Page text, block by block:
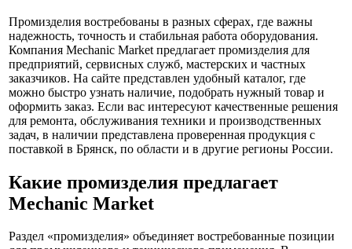
Промизделия востребованы в разных сферах, где важны
надежность, точность и стабильная работа оборудования.
Компания Mechanic Market предлагает промизделия для
предприятий, сервисных служб, мастерских и частных
заказчиков. На сайте представлен удобный каталог, где
можно быстро узнать наличие, подобрать нужный товар и
оформить заказ. Если вас интересуют качественные решения
для ремонта, обслуживания техники и производственных
задач, в наличии представлена проверенная продукция с
поставкой в Брянск, по области и в другие регионы России.
Какие промизделия предлагает
Mechanic Market
Раздел «промизделия» объединяет востребованные позиции